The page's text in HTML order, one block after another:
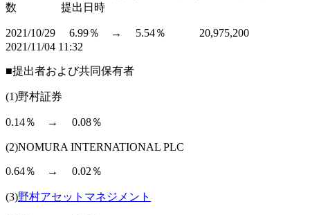
数 提出日時
2021/10/29 6.99％ → 5.54％ 20,975,200
2021/11/04 11:32
■提出者および共同保有者
(1)野村証券
0.14％ → 0.08％
(2)NOMURA INTERNATIONAL PLC
0.64％ → 0.02％
(3)野村アセットマネジメント